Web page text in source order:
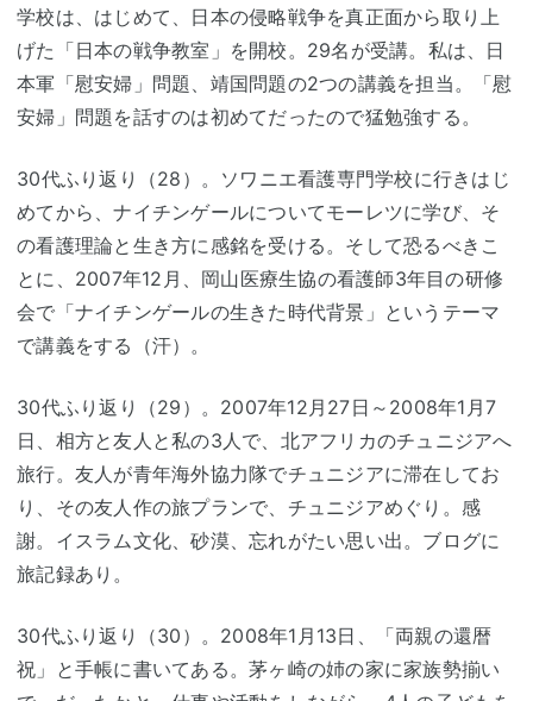
学校は、はじめて、日本の侵略戦争を真正面から取り上
げた「日本の戦争教室」を開校。29名が受講。私は、日
本軍「慰安婦」問題、靖国問題の2つの講義を担当。「慰
安婦」問題を話すのは初めてだったので猛勉強する。
30代ふり返り（28）。ソワニエ看護専門学校に行きはじ
めてから、ナイチンゲールについてモーレツに学び、そ
の看護理論と生き方に感銘を受ける。そして恐るべきこ
とに、2007年12月、岡山医療生協の看護師3年目の研修
会で「ナイチンゲールの生きた時代背景」というテーマ
で講義をする（汗）。
30代ふり返り（29）。2007年12月27日～2008年1月7
日、相方と友人と私の3人で、北アフリカのチュニジアへ
旅行。友人が青年海外協力隊でチュニジアに滞在してお
り、その友人作の旅プランで、チュニジアめぐり。感
謝。イスラム文化、砂漠、忘れがたい思い出。ブログに
旅記録あり。
30代ふり返り（30）。2008年1月13日、「両親の還暦
祝」と手帳に書いてある。茅ヶ崎の姉の家に家族勢揃い